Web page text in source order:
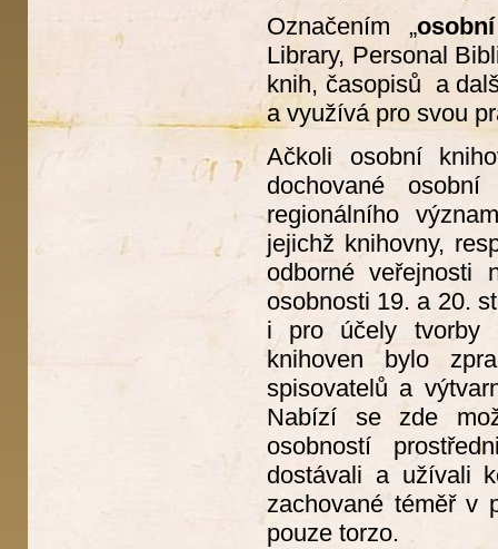
Označením „
Library, Personal
knih, časopisů a
a využívá pro svou
Ačkoli osobní
dochované
regionálního
jejichž knihovny,
odborné veřejnosti
osobnosti 19. a 20.
i pro účely tvorby
knihoven bylo
spisovatelů a
Nabízí se zde
osobností
dostávali a užívali
zachované téměř v
pouze torzo.